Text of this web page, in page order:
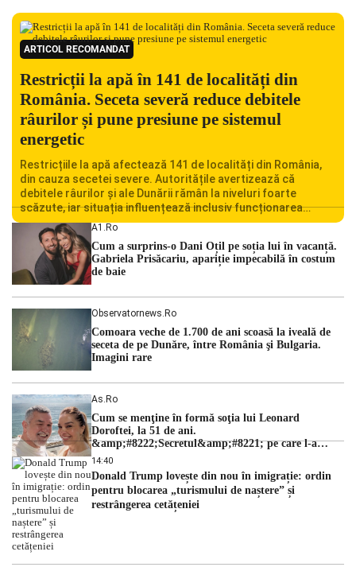
ARTICOL RECOMANDAT
Restricții la apă în 141 de localități din
România. Seceta severă reduce debitele
râurilor și pune presiune pe sistemul
energetic
Restricțiile la apă afectează 141 de localități din România,
din cauza secetei severe. Autoritățile avertizează că
debitele râurilor și ale Dunării rămân la niveluri foarte
scăzute, iar situația influențează inclusiv funcționarea
Centralei Nucleare de la Cernavodă. România se confruntă
cu una dintre cele mai dificile perioade din punct de vedere
hidrologic din ultimii ani. Lipsa […]
A1.ro
Cum a surprins-o Dani Oțil pe soția lui în vacanță.
Gabriela Prisăcariu, apariție impecabilă în costum
de baie
Observatornews.ro
Comoara veche de 1.700 de ani scoasă la iveală de
seceta de pe Dunăre, între România şi Bulgaria.
Imagini rare
As.ro
Cum se menţine în formă soţia lui Leonard
Doroftei, la 51 de ani.
&amp;#8222;Secretul&amp;#8221; pe care l-a
dezvăluit
14:40
Donald Trump lovește din nou în imigrație: ordin
pentru blocarea „turismului de naștere” și
restrângerea cetățeniei